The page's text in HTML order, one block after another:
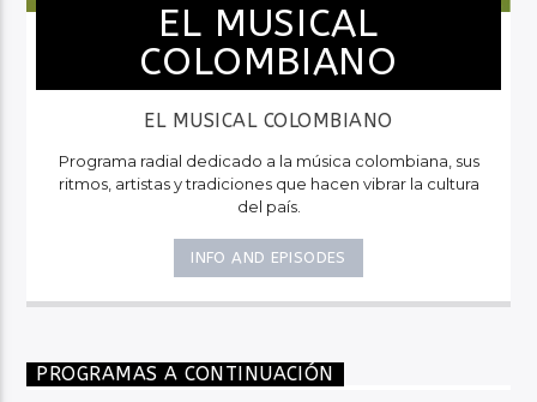
EL MUSICAL
COLOMBIANO
EL MUSICAL COLOMBIANO
Programa radial dedicado a la música colombiana, sus
ritmos, artistas y tradiciones que hacen vibrar la cultura
del país.
INFO AND EPISODES
PROGRAMAS A CONTINUACIÓN